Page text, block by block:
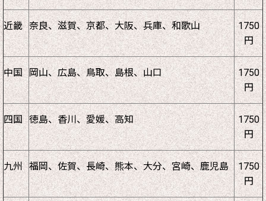
近畿 奈良、滋賀、京都、大阪、兵庫、和歌山
1750
円
中国 岡山、広島、鳥取、島根、山口
1750
円
四国 徳島、香川、愛媛、高知
1750
円
九州 福岡、佐賀、長崎、熊本、大分、宮崎、鹿児島
1750
円